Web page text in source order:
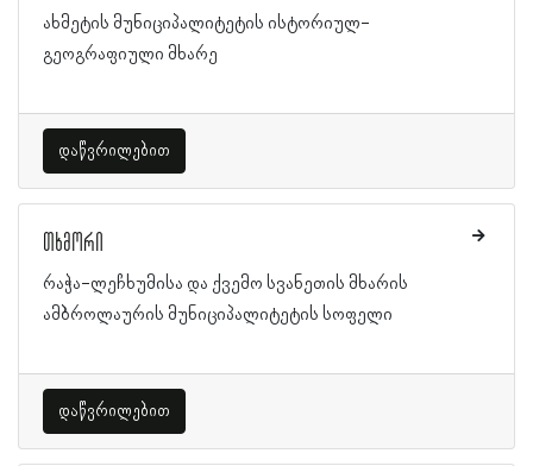
ახმეტის მუნიციპალიტეტის ისტორიულ-
გეოგრაფიული მხარე
დაწვრილებით
თხმორი
რაჭა-ლეჩხუმისა და ქვემო სვანეთის მხარის
ამბროლაურის მუნიციპალიტეტის სოფელი
დაწვრილებით